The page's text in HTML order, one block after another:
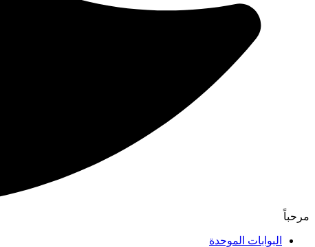
مرحباً
البوابات الموحدة